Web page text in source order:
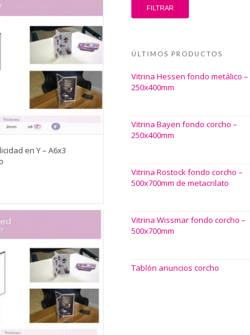
en Y – A6x3
FILTRAR
ÚLTIMOS PRODUCTOS
Vitrina Hessen fondo metálico –
250x400mm
Vitrina Bayen fondo corcho –
250x400mm
Vitrina Rostock fondo corcho –
500x700mm de metacrilato
Vitrina Wissmar fondo corcho –
500x700mm
Tablón anuncios corcho